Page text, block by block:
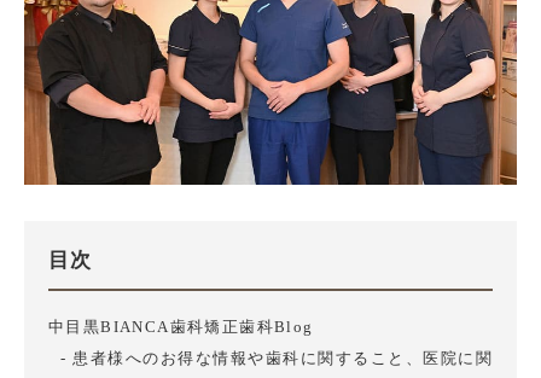
目次
中目黒BIANCA歯科矯正歯科Blog
患者様へのお得な情報や歯科に関すること、医院に関